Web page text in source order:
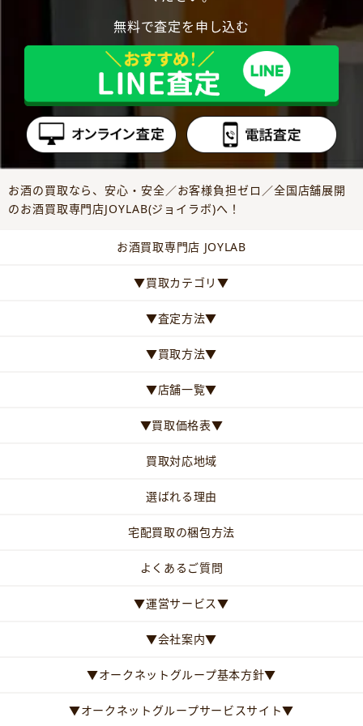
無料で査定を申し込む
お酒の買取なら、安心・安全／お客様負担ゼロ／全国店舗展開
のお酒買取専門店JOYLAB(ジョイラボ)へ！
お酒買取専門店 JOYLAB
▼買取カテゴリ▼
▼査定方法▼
▼買取方法▼
▼店舗一覧▼
▼買取価格表▼
買取対応地域
選ばれる理由
宅配買取の梱包方法
よくあるご質問
▼運営サービス▼
▼会社案内▼
▼オークネットグループ基本方針▼
▼オークネットグループサービスサイト▼